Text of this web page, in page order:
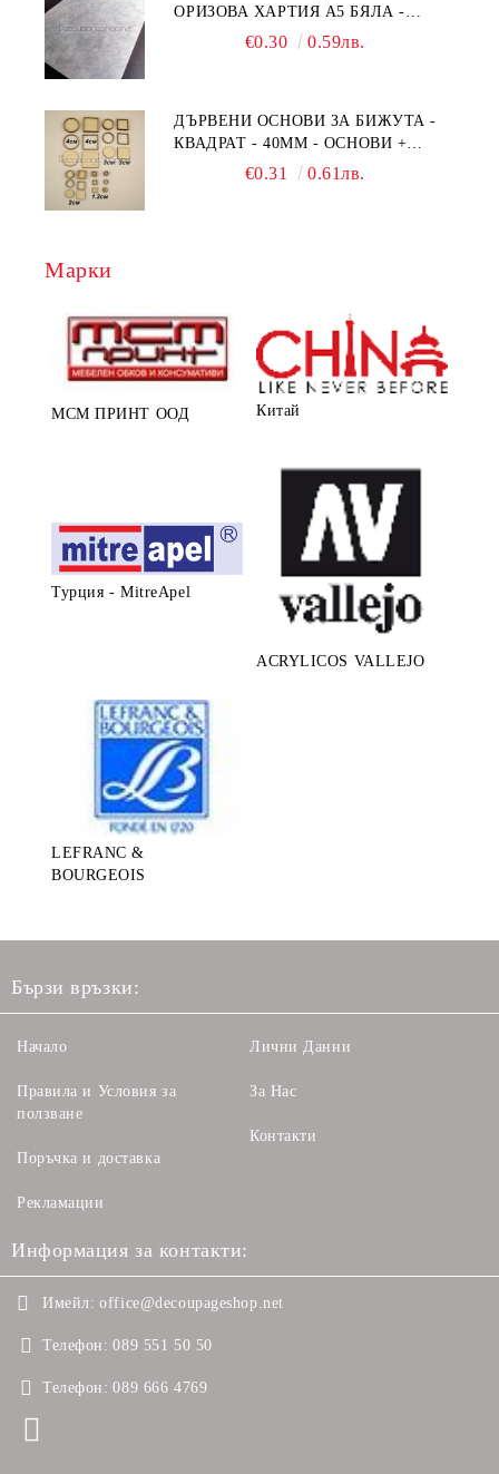
ОРИЗОВА ХАРТИЯ А5 БЯЛА -
€0.30 0.59лв.
ДЪРВЕНИ ОСНОВИ ЗА БИЖУТА -
КВАДРАТ - 40ММ - ОСНОВИ +
€0.31 0.61лв.
Марки
МСМ ПРИНТ ООД Китай
Турция - MitreApel
ACRYLICOS VALLEJO
LEFRANC &
BOURGEOIS
Бързи връзки:
Начало
Правила и Условия за
ползване
Поръчка и доставка
Рекламации
Лични Данни
За Нас
Контакти
Информация за контакти:
Имейл: office@decoupageshop.net
Телефон: 089 551 50 50
Телефон: 089 666 4769